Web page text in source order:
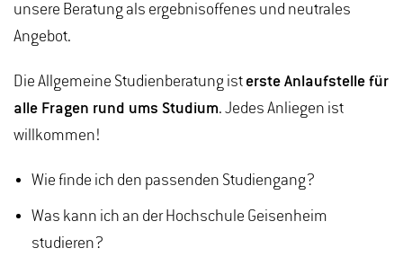
unsere Beratung als ergebnisoffenes und neutrales
Angebot.
Die Allgemeine Studienberatung ist erste Anlaufstelle für
alle Fragen rund ums Studium. Jedes Anliegen ist
willkommen!
Wie finde ich den passenden Studiengang?
Was kann ich an der Hochschule Geisenheim
studieren?